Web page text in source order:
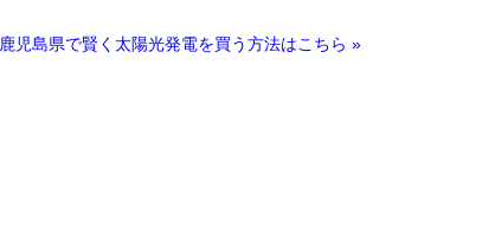
鹿児島県で賢く太陽光発電を買う方法はこちら »